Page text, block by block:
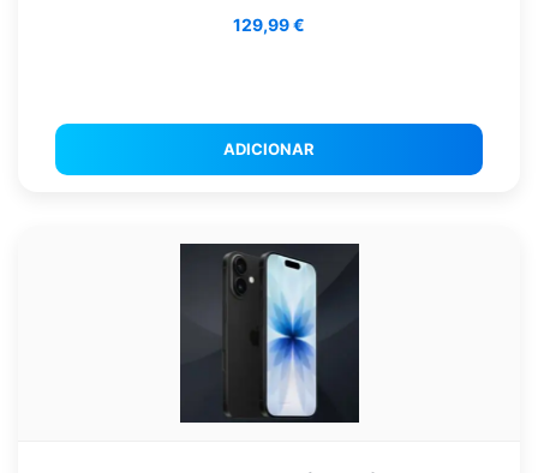
129,99€
ADICIONAR